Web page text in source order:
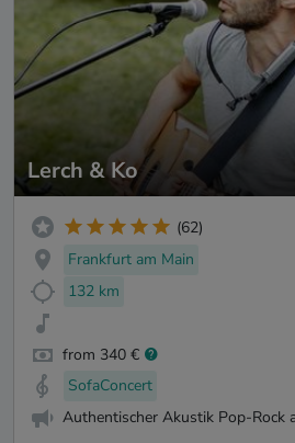
Lerch & Ko
(62)
Frankfurt am Main
132 km
from 340 €
SofaConcert
Authentischer Akustik Pop-Rock